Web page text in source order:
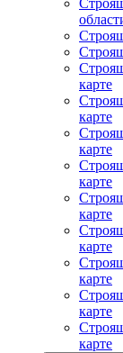
карте
карте
карте
карте
карте
карте
карте
карте
карте